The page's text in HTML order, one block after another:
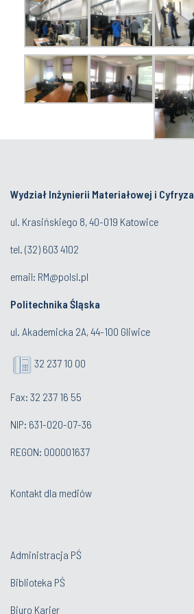
Wydział Inżynierii Materiałowej i
ul. Krasińskiego 8, 40-019 Katowice
tel. (32) 603 4102
email: RM@polsl.pl
Politechnika Śląska
ul. Akademicka 2A, 44-100 Gliwice
32 237 10 00
Fax: 32 237 16 55
NIP: 631-020-07-36
REGON: 000001637
Kontakt dla mediów
Administracja PŚ
Biblioteka PŚ
Biuro Karier